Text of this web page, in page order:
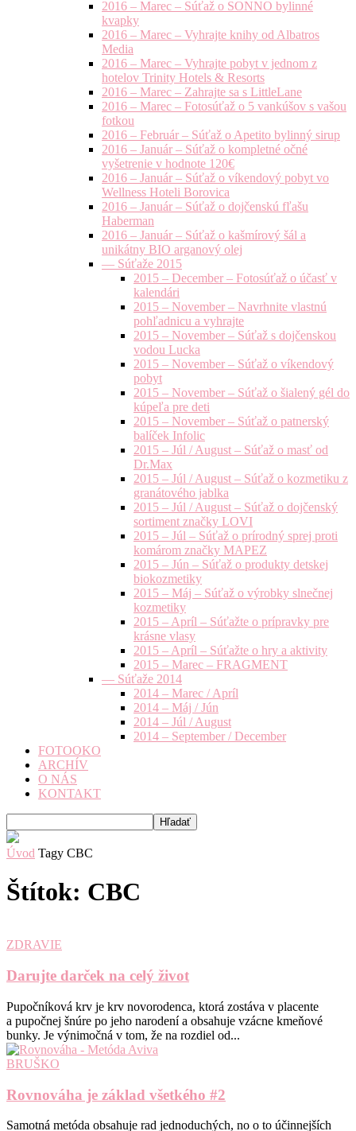
2016 – Marec – Súťaž o SONNO bylinné
kvapky
2016 – Marec – Vyhrajte knihy od Albatros
Media
2016 – Marec – Vyhrajte pobyt v jednom z
hotelov Trinity Hotels & Resorts
2016 – Marec – Zahrajte sa s LittleLane
2016 – Marec – Fotosúťaž o 5 vankúšov s vašou
fotkou
2016 – Február – Súťaž o Apetito bylinný sirup
2016 – Január – Súťaž o kompletné očné
vyšetrenie v hodnote 120€
2016 – Január – Súťaž o víkendový pobyt vo
Wellness Hoteli Borovica
2016 – Január – Súťaž o dojčenskú fľašu
Haberman
2016 – Január – Súťaž o kašmírový šál a
unikátny BIO arganový olej
— Súťaže 2015
2015 – December – Fotosúťaž o účasť v
kalendári
2015 – November – Navrhnite vlastnú
pohľadnicu a vyhrajte
2015 – November – Súťaž s dojčenskou
vodou Lucka
2015 – November – Súťaž o víkendový
pobyt
2015 – November – Súťaž o šialený gél do
kúpeľa pre deti
2015 – November – Súťaž o patnerský
balíček Infolic
2015 – Júl / August – Súťaž o masť od
Dr.Max
2015 – Júl / August – Súťaž o kozmetiku z
granátového jablka
2015 – Júl / August – Súťaž o dojčenský
sortiment značky LOVI
2015 – Júl – Súťaž o prírodný sprej proti
komárom značky MAPEZ
2015 – Jún – Súťaž o produkty detskej
biokozmetiky
2015 – Máj – Súťaž o výrobky slnečnej
kozmetiky
2015 – Apríl – Súťažte o prípravky pre
krásne vlasy
2015 – Apríl – Súťažte o hry a aktivity
2015 – Marec – FRAGMENT
— Súťaže 2014
2014 – Marec / Apríl
2014 – Máj / Jún
2014 – Júl / August
2014 – September / December
FOTOOKO
ARCHÍV
O NÁS
KONTAKT
Úvod Tagy CBC
Štítok: CBC
ZDRAVIE
Darujte darček na celý život
Pupočníková krv je krv novorodenca, ktorá zostáva v placente
a pupočnej šnúre po jeho narodení a obsahuje vzácne kmeňové
bunky. Je výnimočná v tom, že na rozdiel od...
BRUŠKO
Rovnováha je základ všetkého #2
Samotná metóda obsahuje rad jednoduchých, no o to účinnejších